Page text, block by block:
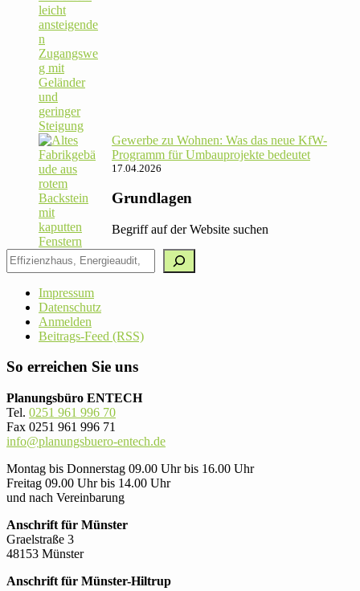
Gewerbe zu Wohnen: Was das neue KfW-
Pro­gramm für Umbau­pro­jekte bedeutet
17.04.2026
Grundlagen
Begriff auf der Website suchen
Impressum
Datenschutz
Anmelden
Beitrags-Feed (RSS)
So erreichen Sie uns
Planungsbüro ENTECH
Tel. 0251 961 996 70
Fax 0251 961 996 71
info@planungsbuero-entech.de
Montag bis Donnerstag 09.00 Uhr bis 16.00 Uhr
Freitag 09.00 Uhr bis 14.00 Uhr
und nach Vereinbarung
Anschrift für Münster
Graelstraße 3
48153 Münster
Anschrift für Münster-Hiltrup